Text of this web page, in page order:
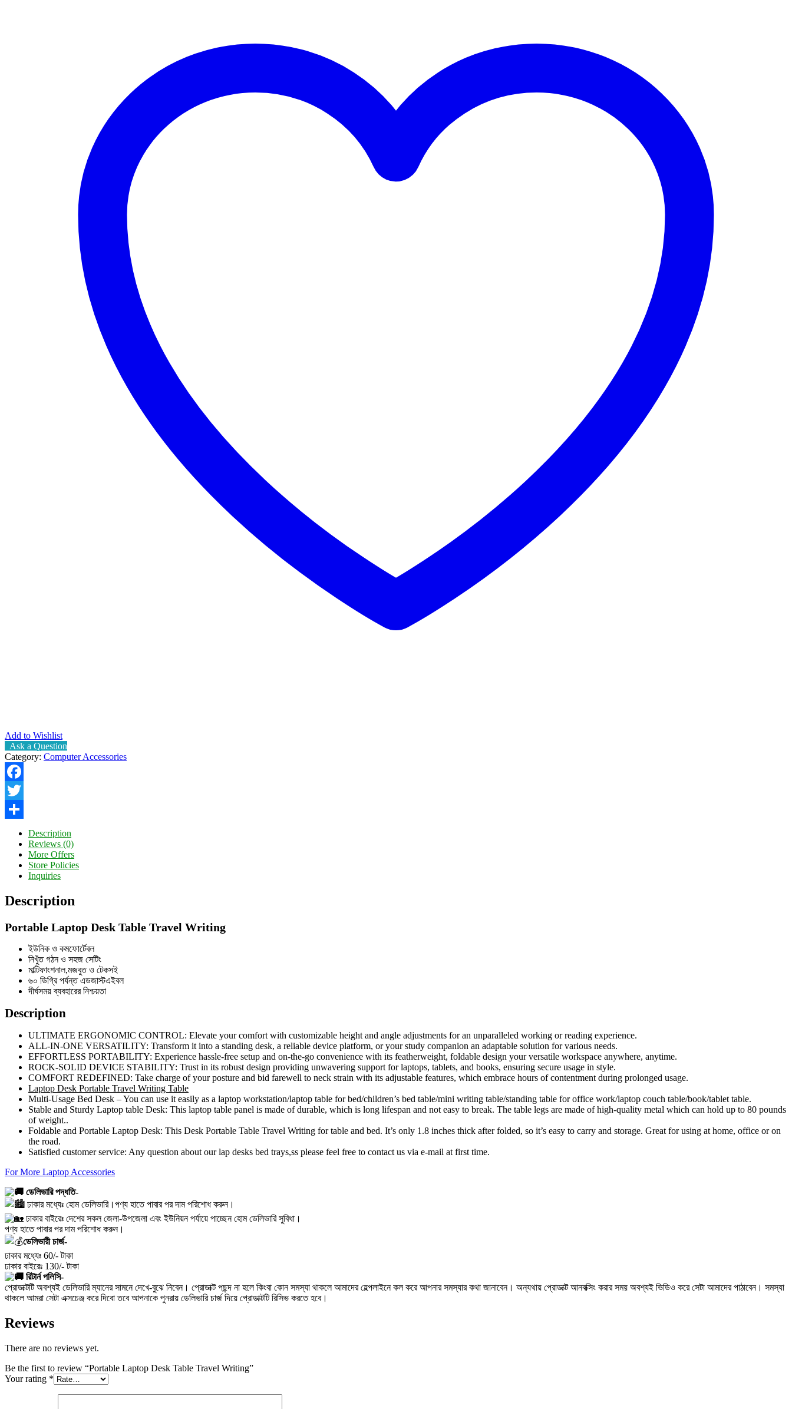
Add to Wishlist
Ask a Question
Category: Computer Accessories
Facebook
Twitter
Description
Reviews (0)
More Offers
Store Policies
Inquiries
Description
Portable Laptop Desk Table Travel Writing
ইউনিক ও কমফোর্টেবল
নিখুঁত গঠন ও সহজ সেটিং
মাল্টিফাংশনাল,মজবুত ও টেকসই
৬০ ডিগ্রি পর্যন্ত এডজাস্টএইবল
দীর্ঘসময় ব্যবহারের নিশ্চয়তা
Description
ULTIMATE ERGONOMIC CONTROL: Elevate your comfort with customizable height and angle adjustments for an unparalleled working or reading experience.
ALL-IN-ONE VERSATILITY: Transform it into a standing desk, a reliable device platform, or your study companion an adaptable solution for various needs.
EFFORTLESS PORTABILITY: Experience hassle-free setup and on-the-go convenience with its featherweight, foldable design your versatile workspace anywhere, anytime.
ROCK-SOLID DEVICE STABILITY: Trust in its robust design providing unwavering support for laptops, tablets, and books, ensuring secure usage in style.
COMFORT REDEFINED: Take charge of your posture and bid farewell to neck strain with its adjustable features, which embrace hours of contentment during prolonged usage.
Laptop Desk Portable Travel Writing Table
Multi-Usage Bed Desk – You can use it easily as a laptop workstation/laptop table for bed/children’s bed table/mini writing table/standing table for office work/laptop couch table/book/tablet table.
Stable and Sturdy Laptop table Desk: This laptop table panel is made of durable, which is long lifespan and not easy to break. The table legs are made of high-quality metal which can hold up to 80 pounds
of weight..
Foldable and Portable Laptop Desk: This Desk Portable Table Travel Writing for table and bed. It’s only 1.8 inches thick after folded, so it’s easy to carry and storage. Great for using at home, office or on
the road.
Satisfied customer service: Any question about our lap desks bed trays,ss please feel free to contact us via e-mail at first time.
For More Laptop Accessories
ডেলিভারি পদ্ধতি-
ঢাকার মধ্যেঃ হোম ডেলিভারি।পণ্য হাতে পাবার পর দাম পরিশোধ করুন।
ঢাকার বাইরেঃ দেশের সকল জেলা-উপজেলা এবং ইউনিয়ন পর্যায়ে পাচ্ছেন হোম ডেলিভারি সুবিধা।
পণ্য হাতে পাবার পর দাম পরিশোধ করুন।
ডেলিভারী চার্জ-
ঢাকার মধ্যেঃ 60/- টাকা
ঢাকার বাইরেঃ 130/- টাকা
রিটার্ন পলিসি-
প্রোডাক্টটি অবশ্যই ডেলিভারি ম্যানের সামনে দেখে-বুঝে নিবেন। প্রোডাক্ট পছন্দ না হলে কিংবা কোন সমস্যা থাকলে আমাদের হেল্পলাইনে কল করে আপনার সমস্যার কথা জানাবেন। অন্যথায় প্রোডাক্ট আনবক্সিং করার সময় অবশ্যই ভিডিও করে সেটা আমাদের পাঠাবেন। সমস্যা
থাকলে আমরা সেটা এক্সচেঞ্জ করে দিবো তবে আপনাকে পুনরায় ডেলিভারি চার্জ দিয়ে প্রোডাক্টটি রিসিভ করতে হবে।
Reviews
There are no reviews yet.
Be the first to review “Portable Laptop Desk Table Travel Writing”
Your rating *